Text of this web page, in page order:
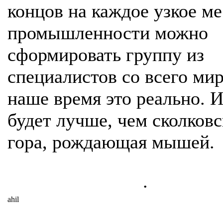
концов на каждое узкое
промышленности можно
сформировать группу из
специалистов со всего
наше время это реально.
будет лучше, чем
гора, рождающая мышей.
.
ahil